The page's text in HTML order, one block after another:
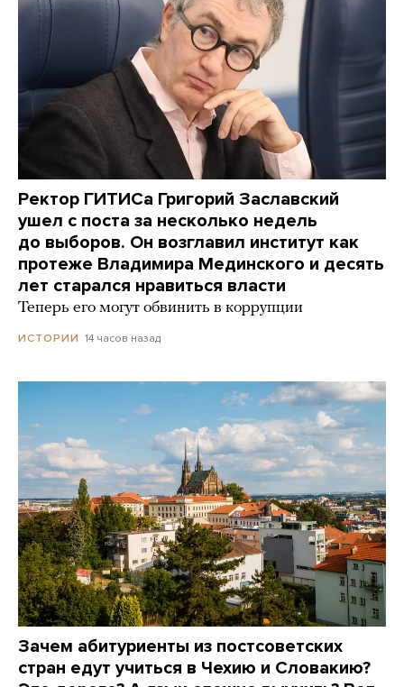
Ректор ГИТИСа Григорий Заславский
ушел с поста за несколько недель
до выборов. Он возглавил институт как
протеже Владимира Мединского и десять
лет старался нравиться власти
Теперь его могут обвинить в коррупции
ИСТОРИИ 14 часов назад
Зачем абитуриенты из постсоветских
стран едут учиться в Чехию и Словакию?